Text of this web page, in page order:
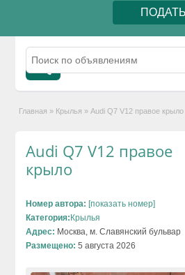
Главная » Крылья » Audi Q7 V12 правое крыло
Audi Q7 V12 правое
крыло
Номер автора: [показать номер]
Категория: Крылья
Адрес: Москва, м. Славянский бульвар
Размещено: 5 августа 2026